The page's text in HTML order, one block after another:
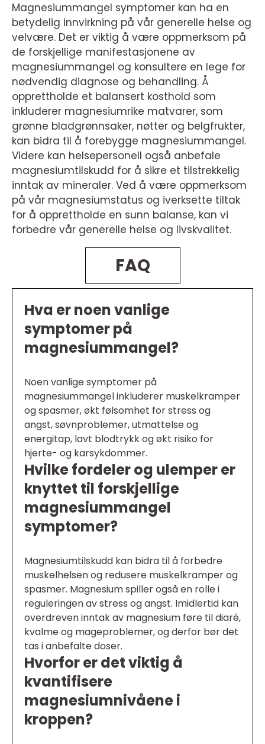
Magnesiummangel symptomer kan ha en
betydelig innvirkning på vår generelle helse og
velvære. Det er viktig å være oppmerksom på
de forskjellige manifestasjonene av
magnesiummangel og konsultere en lege for
nødvendig diagnose og behandling. Å
opprettholde et balansert kosthold som
inkluderer magnesiumrike matvarer, som
grønne bladgrønnsaker, nøtter og belgfrukter,
kan bidra til å forebygge magnesiummangel.
Videre kan helsepersonell også anbefale
magnesiumtilskudd for å sikre et tilstrekkelig
inntak av mineraler. Ved å være oppmerksom
på vår magnesiumstatus og iverksette tiltak
for å opprettholde en sunn balanse, kan vi
forbedre vår generelle helse og livskvalitet.
FAQ
Hva er noen vanlige
symptomer på
magnesiummangel?
Noen vanlige symptomer på
magnesiummangel inkluderer muskelkramper
og spasmer, økt følsomhet for stress og
angst, søvnproblemer, utmattelse og
energitap, lavt blodtrykk og økt risiko for
hjerte- og karsykdommer.
Hvilke fordeler og ulemper er
knyttet til forskjellige
magnesiummangel
symptomer?
Magnesiumtilskudd kan bidra til å forbedre
muskelhelsen og redusere muskelkramper og
spasmer. Magnesium spiller også en rolle i
reguleringen av stress og angst. Imidlertid kan
overdreven inntak av magnesium føre til diaré,
kvalme og mageproblemer, og derfor bør det
tas i anbefalte doser.
Hvorfor er det viktig å
kvantifisere
magnesiumnivåene i
kroppen?